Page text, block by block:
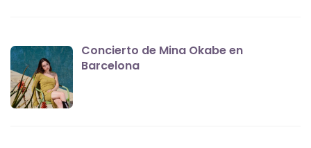
Concierto de Mina Okabe en
Barcelona